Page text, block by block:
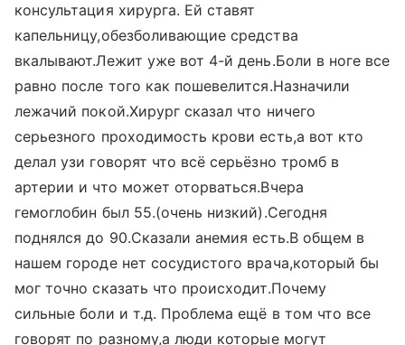
консультация хирурга. Ей ставят
капельницу,обезболивающие средства
вкалывают.Лежит уже вот 4-й день.Боли в ноге все
равно после того как пошевелится.Назначили
лежачий покой.Хирург сказал что ничего
серьезного проходимость крови есть,а вот кто
делал узи говорят что всё серьёзно тромб в
артерии и что может оторваться.Вчера
гемоглобин был 55.(очень низкий).Сегодня
поднялся до 90.Сказали анемия есть.В общем в
нашем городе нет сосудистого врача,который бы
мог точно сказать что происходит.Почему
сильные боли и т.д. Проблема ещё в том что все
говорят по разному,а люди которые могут